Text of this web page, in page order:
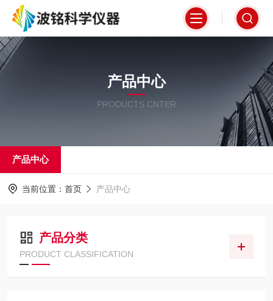
产品中心
PRODUCTS CNTER
产品中心
当前位置： 首页 产品中心
产品分类
PRODUCT CLASSIFICATION